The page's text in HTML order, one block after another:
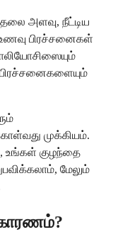
அளவு, நீட்டிய
உணவு பிரச்சனைகள்
முக்கியம்.
உங்கள் குழந்தை
மேலும்